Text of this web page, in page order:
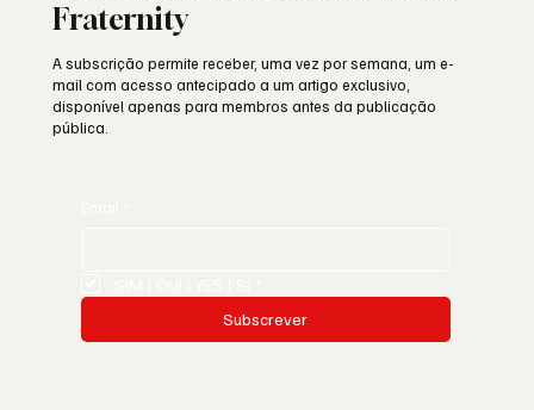
Fraternity
A subscrição permite receber, uma vez por semana, um e-
mail com acesso antecipado a um artigo exclusivo,
disponível apenas para membros antes da publicação
pública.
Subscrever